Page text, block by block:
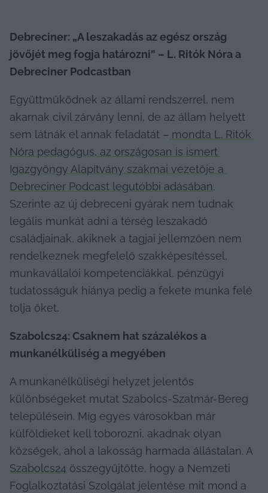
Debreciner: „A leszakadás az egész ország
jövőjét meg fogja határozni” – L. Ritók Nóra a
Debreciner Podcastban
Együttműködnek az állami rendszerrel, nem
akarnak civil zárvány lenni, de az állam helyett
sem látnák el annak feladatát – mondta L. Ritók
Nóra pedagógus, az országosan is ismert
Igazgyöngy Alapítvány szakmai vezetője a
Debreciner Podcast legutóbbi adásában.
Szerinte az új debreceni gyárak nem tudnak
legális munkát adni a térség leszakadó
családjainak, akiknek a tagjai jellemzően nem
rendelkeznek megfelelő szakképesítéssel,
munkavállalói kompetenciákkal, pénzügyi
tudatosságuk hiánya pedig a fekete munka felé
tolja őket.
Szabolcs24: Csaknem hat százalékos a
munkanélküliség a megyében
A munkanélküliségi helyzet jelentős
különbségeket mutat Szabolcs-Szatmár-Bereg
településein. Míg egyes városokban már
külföldieket kell toborozni, akadnak olyan
Szabolcs24 összegyűjtötte, hogy a Nemzeti
Foglalkoztatási Szolgálat jelentése mit mond a